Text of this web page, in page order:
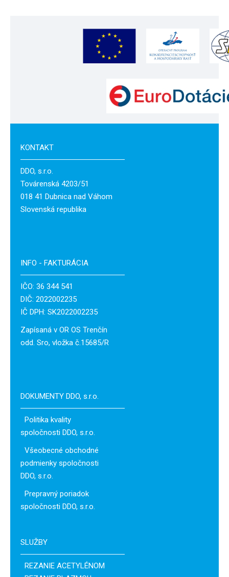
KONTAKT
DDO, s.r.o.
Továrenská 4203/51
018 41 Dubnica nad Váhom
Slovenská republika
INFO - FAKTURÁCIA
IČO: 36 344 541
DIČ: 2022002235
IČ DPH: SK2022002235
Zapísaná v OR OS Trenčín
odd. Sro, vložka č.15685/R
DOKUMENTY DDO, s.r.o.
Politika kvality
spoločnosti DDO, s.r.o.
Všeobecné obchodné
podmienky spoločnosti
DDO, s.r.o.
Prepravný poriadok
spoločnosti DDO, s.r.o.
SLUŽBY
REZANIE ACETYLÉNOM